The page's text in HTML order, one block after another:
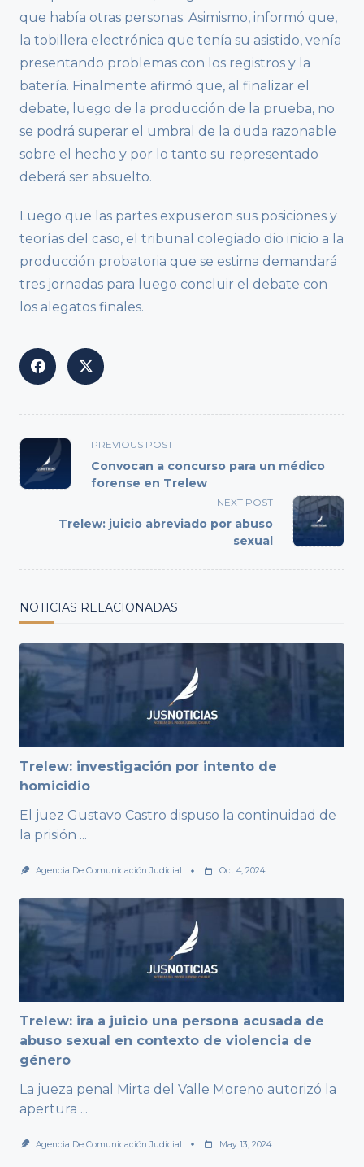
que había otras personas. Asimismo, informó que,
la tobillera electrónica que tenía su asistido, venía
presentando problemas con los registros y la
batería. Finalmente afirmó que, al finalizar el
debate, luego de la producción de la prueba, no
se podrá superar el umbral de la duda razonable
sobre el hecho y por lo tanto su representado
deberá ser absuelto.
Luego que las partes expusieron sus posiciones y
teorías del caso, el tribunal colegiado dio inicio a la
producción probatoria que se estima demandará
tres jornadas para luego concluir el debate con
los alegatos finales.
<span
class="nav-
subtitle
reader-
PREVIOUS POST
Convocan a concurso para un médico
forense en Trelew
NEXT POST
Trelew: juicio abreviado por abuso
sexual
NOTICIAS RELACIONADAS
Trelew: investigación por intento de
homicidio
El juez Gustavo Castro dispuso la continuidad de
la prisión ...
Agencia De Comunicación Judicial Oct 4, 2024
Trelew: ira a juicio una persona acusada de
abuso sexual en contexto de violencia de
género
La jueza penal Mirta del Valle Moreno autorizó la
apertura ...
Agencia De Comunicación Judicial May 13, 2024